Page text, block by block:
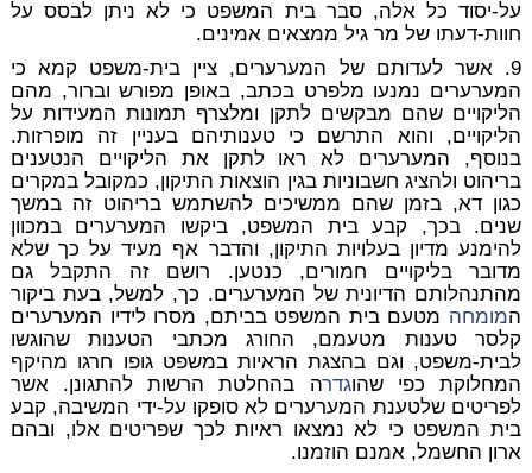
על-יסוד כל אלה, סבר בית המשפט כי לא ניתן לבסס על
חוות-דעתו של מר גיל ממצאים אמינים.
9. אשר לעדותם של המערערים, ציין בית-משפט קמא כי
המערערים נמנעו מלפרט בכתב, באופן מפורש וברור, מהם
הליקויים שהם מבקשים לתקן ומלצרף תמונות המעידות על
הליקויים, והוא התרשם כי טענותיהם בעניין זה מופרזות.
בנוסף, המערערים לא ראו לתקן את הליקויים הנטענים
בריהוט ולהציג חשבוניות בגין הוצאות התיקון, כמקובל במקרים
כגון דא, בזמן שהם ממשיכים להשתמש בריהוט זה במשך
שנים. בכך, קבע בית המשפט, ביקשו המערערים במכוון
להימנע מדיון בעלויות התיקון, והדבר אף מעיד על כך שלא
מדובר בליקויים חמורים, כנטען. רושם זה התקבל גם
מהתנהלותם הדיונית של המערערים. כך, למשל, בעת ביקור
המומחה מטעם בית המשפט בביתם, מסרו לידיו המערערים
קלסר טענות מטעמם, החורג מכתבי הטענות שהוגשו
לבית-משפט, וגם בהצגת הראיות במשפט גופו חרגו מהיקף
המחלוקת כפי שהוגדרה בהחלטת הרשות להתגונן. אשר
לפריטים שלטענת המערערים לא סופקו על-ידי המשיבה, קבע
בית המשפט כי לא נמצאו ראיות לכך שפריטים אלו, ובהם
ארון החשמל, אמנם הוזמנו.